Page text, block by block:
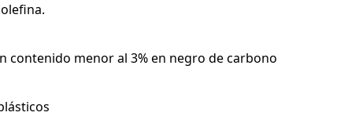
contenido menor al 3% en negro de carbono